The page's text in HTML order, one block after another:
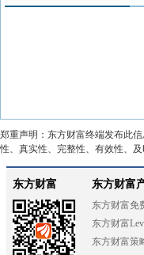
郑重声明：东方财富终端发布此
性、真实性、完整性、有效性、